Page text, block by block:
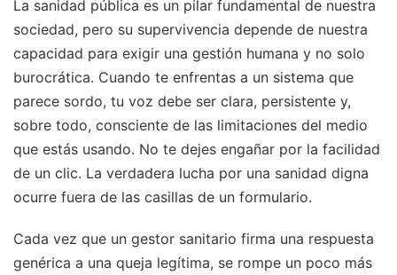
La sanidad pública es un pilar fundamental de nuestra
sociedad, pero su supervivencia depende de nuestra
capacidad para exigir una gestión humana y no solo
burocrática. Cuando te enfrentas a un sistema que
parece sordo, tu voz debe ser clara, persistente y,
sobre todo, consciente de las limitaciones del medio
que estás usando. No te dejes engañar por la facilidad
de un clic. La verdadera lucha por una sanidad digna
ocurre fuera de las casillas de un formulario.
Cada vez que un gestor sanitario firma una respuesta
genérica a una queja legítima, se rompe un poco más